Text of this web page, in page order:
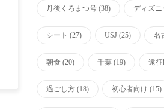
丹後くろまつ号 (38) ディズニ
シート (27) USJ (25) 名
朝食 (20) 千葉 (19) 遠征
過ごし方 (18) 初心者向け (15)